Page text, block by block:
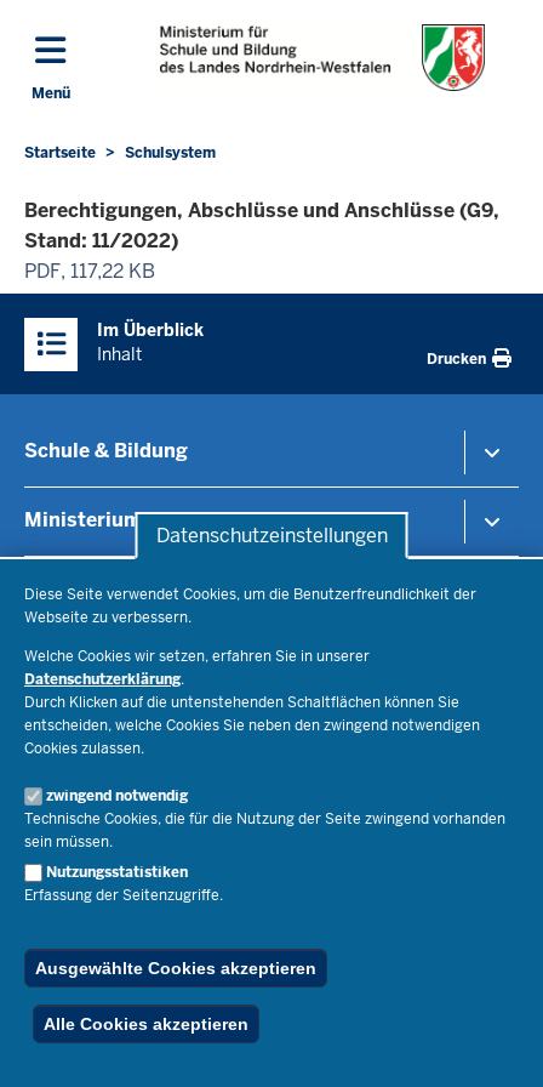
Datenschutzeinstellungen
Diese Seite verwendet Cookies, um die Benutzerfreundlichkeit der
Webseite zu verbessern.
Welche Cookies wir setzen, erfahren Sie in unserer
Datenschutzerklärung.
Durch Klicken auf die untenstehenden Schaltflächen können Sie
entscheiden, welche Cookies Sie neben den zwingend notwendigen
Cookies zulassen.
zwingend notwendig
Technische Cookies, die für die Nutzung der Seite zwingend vorhanden
sein müssen.
Nutzungsstatistiken
Erfassung der Seitenzugriffe.
Ausgewählte Cookies akzeptieren
Alle Cookies akzeptieren
Direkt zum Inhalt
Menü
Sie
sich
hier
Startseite Schulsystem
Berechtigungen, Abschlüsse und Anschlüsse (G9,
Stand: 11/2022)
PDF, 117,22 KB
Inhalte
Im Überblick
Inhalt
Drucken
Schule & Bildung
Lehrkräfte
Recht
Schulleben
Ministerium
Staatssekretär Dr. Urban Mauer
Open Government
Bibliothek
Veranstaltungen
Geschäftsbereich
Karriere.MSB
Presse
Pressefotos
Social Media
Pressekontakt
Service
Schule(n) suchen
Kontakt
Impressum
Publikationen
RSS-Feed
Ferienordnung
Spezialangebote
Amtsblatt abonnieren
© 2026 Bildungsportal NRW
Below
Footer
Inhalt Impressum